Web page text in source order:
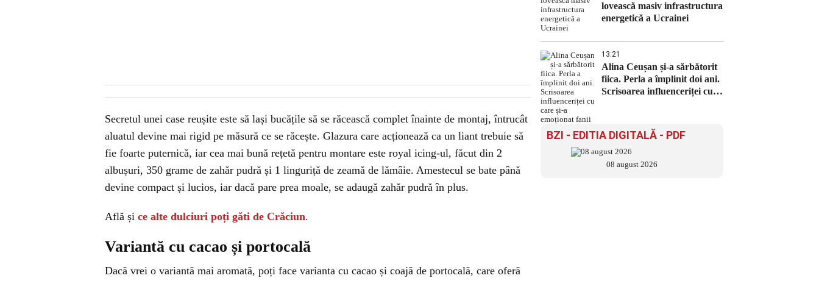
Secretul unei case reușite este să lași bucățile să se răcească complet înainte de montaj, întrucât
aluatul devine mai rigid pe măsură ce se răcește. Glazura care acționează ca un liant trebuie să
fie foarte puternică, iar cea mai bună rețetă pentru montare este royal icing-ul, făcut din 2
albușuri, 350 grame de zahăr pudră și 1 linguriță de zeamă de lămâie. Amestecul se bate până
devine compact și lucios, iar dacă pare prea moale, se adaugă zahăr pudră în plus.
Află și ce alte dulciuri poți găti de Crăciun.
Variantă cu cacao și portocală
Dacă vrei o variantă mai aromată, poți face varianta cu cacao și coajă de portocală, care oferă
lovească masiv infrastructura
energetică a Ucrainei
13:21
Alina Ceușan și-a sărbătorit
fiica. Perla a împlinit doi ani.
Scrisoarea influenceriței cu
BZI - EDITIA DIGITALĂ - PDF
08 august 2026